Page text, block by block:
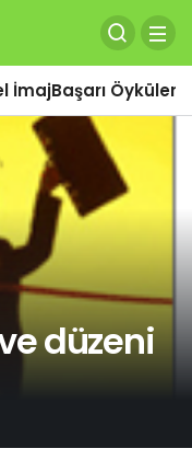
İmajBaşarı Öyküleri
düzeni